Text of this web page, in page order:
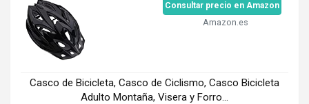
Consultar precio en Amazon
Amazon.es
Casco de Bicicleta, Casco de Ciclismo, Casco Bicicleta
Adulto Montaña, Visera y Forro...